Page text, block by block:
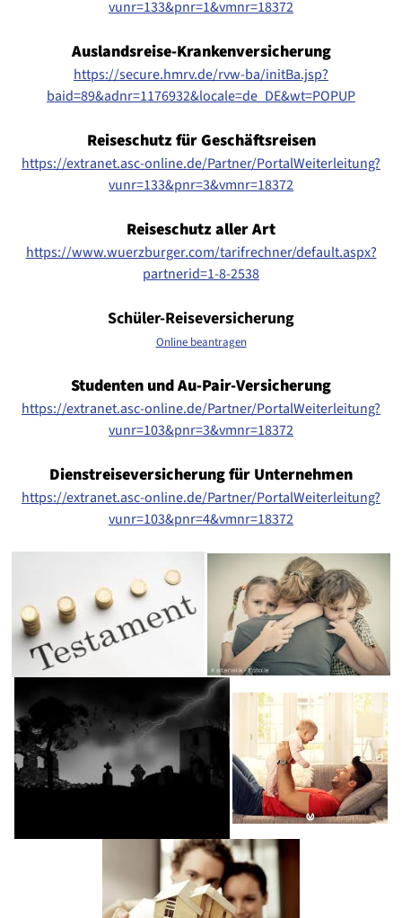
vunr=133&pnr=1&vmnr=18372
Auslandsreise-Krankenversicherung
https://secure.hmrv.de/rvw-ba/initBa.jsp?
baid=89&adnr=1176932&locale=de_DE&wt=POPUP
Reiseschutz für Geschäftsreisen
https://extranet.asc-online.de/Partner/PortalWeiterleitung?
vunr=133&pnr=3&vmnr=18372
Reiseschutz aller Art
https://www.wuerzburger.com/tarifrechner/default.aspx?
partnerid=1-8-2538
Schüler-Reiseversicherung
Online beantragen
Studenten und Au-Pair-Versicherung
https://extranet.asc-online.de/Partner/PortalWeiterleitung?
vunr=103&pnr=3&vmnr=18372
Dienstreiseversicherung für Unternehmen
https://extranet.asc-online.de/Partner/PortalWeiterleitung?
vunr=103&pnr=4&vmnr=18372